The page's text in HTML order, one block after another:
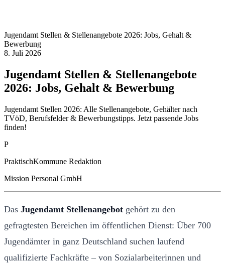
Jugendamt Stellen & Stellenangebote 2026: Jobs, Gehalt &
Bewerbung
8. Juli 2026
Jugendamt Stellen & Stellenangebote
2026: Jobs, Gehalt & Bewerbung
Jugendamt Stellen 2026: Alle Stellenangebote, Gehälter nach
TVöD, Berufsfelder & Bewerbungstipps. Jetzt passende Jobs
finden!
P
PraktischKommune Redaktion
Mission Personal GmbH
Das Jugendamt Stellenangebot gehört zu den
gefragtesten Bereichen im öffentlichen Dienst: Über 700
Jugendämter in ganz Deutschland suchen laufend
qualifizierte Fachkräfte – von Sozialarbeiterinnen und